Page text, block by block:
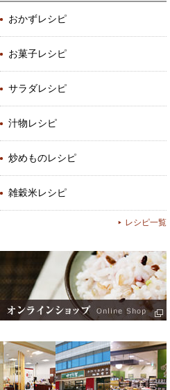
おかずレシピ
お菓子レシピ
サラダレシピ
汁物レシピ
炒めものレシピ
雑穀米レシピ
レシピ一覧